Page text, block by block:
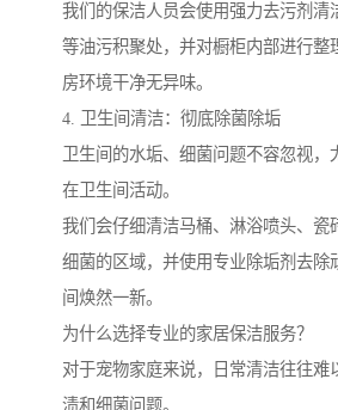
我们的保洁人员会使用强力去污剂清
等油污积聚处，并对橱柜内部进行整
房环境干净无异味。
4. 卫生间清洁：彻底除菌除垢
卫生间的水垢、细菌问题不容忽视
在卫生间活动。
我们会仔细清洁马桶、淋浴喷头、瓷
细菌的区域，并使用专业除垢剂去除
间焕然一新。
为什么选择专业的家居保洁服务？
对于宠物家庭来说，日常清洁往往难
渍和细菌问题。